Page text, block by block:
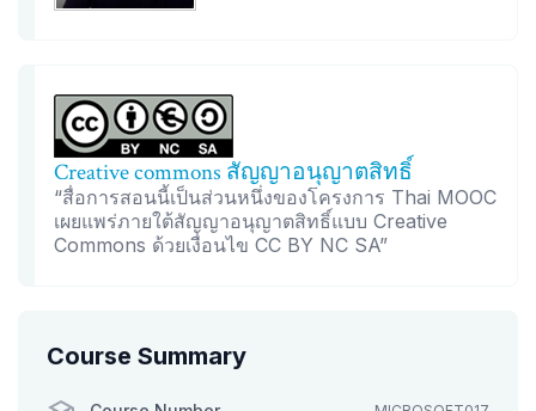
Creative commons สัญญาอนุญาตสิทธิ์
“สื่อการสอนนี้เป็นส่วนหนึ่งของโครงการ Thai MOOC
เผยแพร่ภายใต้สัญญาอนุญาตสิทธิ์แบบ Creative
Commons ด้วยเงื่อนไข CC BY NC SA”
Course Summary